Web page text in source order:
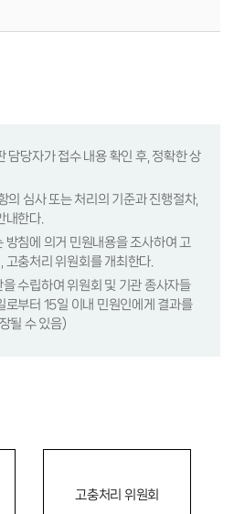
담당자가 접수 내용 확인 후, 정확한 상
의 심사 또는 처리의 기준과 진행절차,
내한다.
방침에 의거 민원내용을 조사하여 고
충처리 위원회를 개최한다.
수립하여 위원회 및 기관 종사자들
로부터 15일 이내 민원인에게 결과를
될 수 있음)
고충처리 위원회